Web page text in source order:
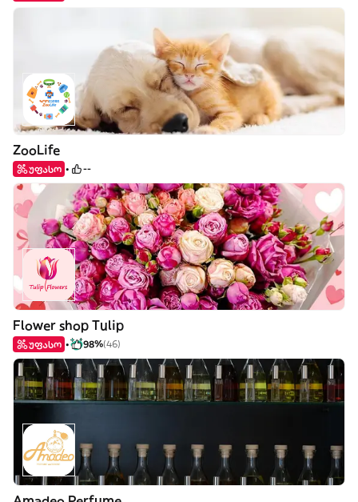
ZooLife
უფასო --
Flower shop Tulip
უფასო 98%(46)